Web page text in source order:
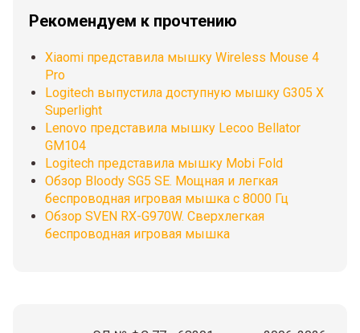
Рекомендуем к прочтению
Xiaomi представила мышку Wireless Mouse 4
Pro
Logitech выпустила доступную мышку G305 X
Superlight
Lenovo представила мышку Lecoo Bellator
GM104
Logitech представила мышку Mobi Fold
Обзор Bloody SG5 SE. Мощная и легкая
беспроводная игровая мышка с 8000 Гц
Обзор SVEN RX-G970W. Сверхлегкая
беспроводная игровая мышка